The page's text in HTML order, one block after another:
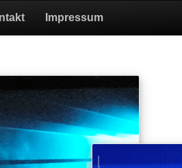
Impressum